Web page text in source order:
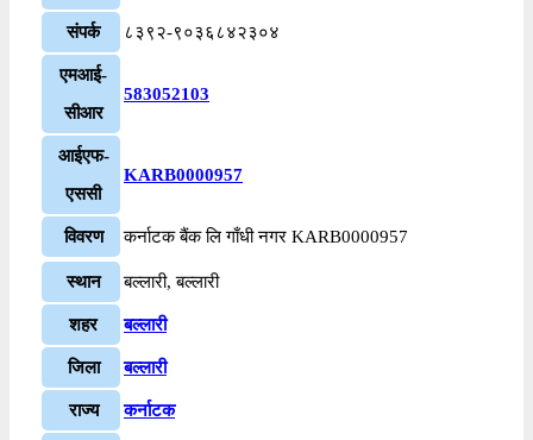
संपर्क ८३९२-९०३६८४२३०४
एमआई-
सीआर
583052103
आईएफ-
एससी
KARB0000957
विवरण कर्नाटक बैंक लि गाँधी नगर KARB0000957
स्थान बल्लारी, बल्लारी
शहर बल्लारी
जिला बल्लारी
राज्य कर्नाटक